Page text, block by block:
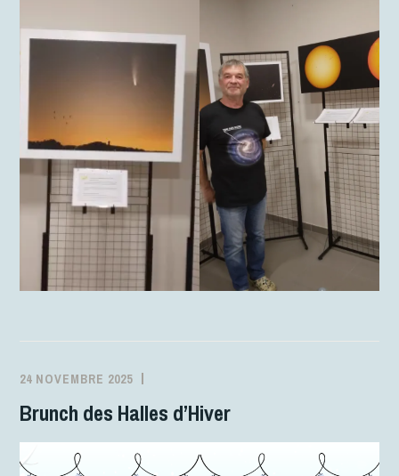
24 NOVEMBRE 2025
Brunch des Halles d’Hiver